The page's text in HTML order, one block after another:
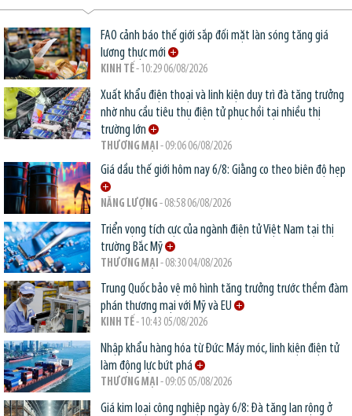
FAO cảnh báo thế giới sắp đối mặt làn sóng tăng giá
lương thực mới
KINH TẾ- 10:29 06/08/2026
Xuất khẩu điện thoại và linh kiện duy trì đà tăng trưởng
nhờ nhu cầu tiêu thụ điện tử phục hồi tại nhiều thị
trường lớn
THƯƠNG MẠI - 09:06 06/08/2026
Giá dầu thế giới hôm nay 6/8: Giằng co theo biên độ hẹp
NĂNG LƯỢNG - 08:58 06/08/2026
Triển vọng tích cực của ngành điện tử Việt Nam tại thị
trường Bắc Mỹ
THƯƠNG MẠI - 08:30 04/08/2026
Trung Quốc bảo vệ mô hình tăng trưởng trước thềm đàm
phán thương mại với Mỹ và EU
KINH TẾ- 10:43 05/08/2026
Nhập khẩu hàng hóa từ Đức: Máy móc, linh kiện điện tử
làm động lực bứt phá
THƯƠNG MẠI - 09:05 05/08/2026
Giá kim loại công nghiệp ngày 6/8: Đà tăng lan rộng ở